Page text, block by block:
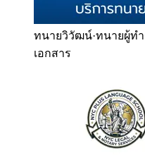
ทนายวิวัฒน์·ทนายผู้ท
เอกสาร